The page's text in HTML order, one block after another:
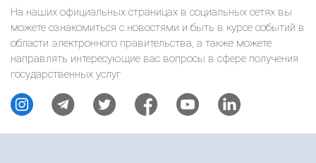
На наших официальных страницах в социальных сетях вы
можете ознакомиться с новостями и быть в курсе событий в
области электронного правительства, а также можете
направлять интересующие вас вопросы в сфере получения
государственных услуг